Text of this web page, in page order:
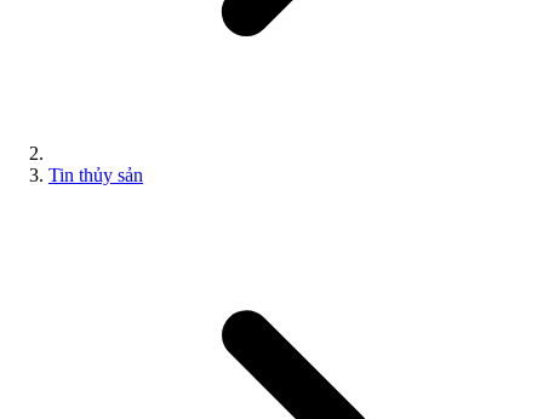
Tin thủy sản